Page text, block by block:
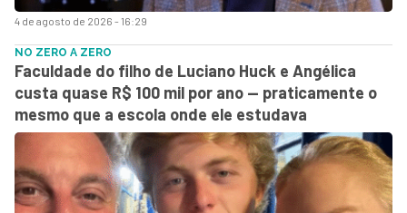
4 de agosto de 2026 - 16:29
NO ZERO A ZERO
Faculdade do filho de Luciano Huck e Angélica
custa quase R$ 100 mil por ano — praticamente o
mesmo que a escola onde ele estudava